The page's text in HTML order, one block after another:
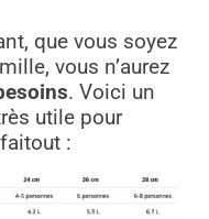
que vous soyez
vous n’aurez
. Voici un
utile pour
: